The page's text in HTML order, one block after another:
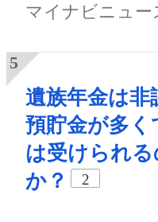
マイナビニュー
遺族年金は非
預貯金が多く
は受けられる
か？
2